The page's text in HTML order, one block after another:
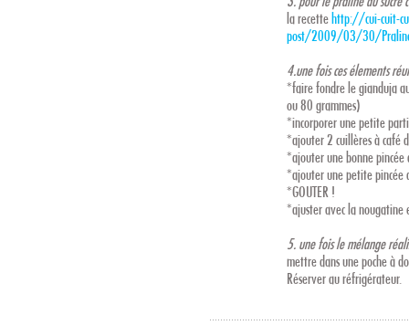
la recette http://cui-cuit-
post/2009/03/30/
4.une fois ces élements
*faire fondre le gianduja
ou 80 grammes)
*incorporer une petite
*ajouter 2 cuillères à café
*ajouter une bonne pincée
*ajouter une petite pincée
*GOUTER !
*ajuster avec la
5. une fois le mélange
mettre dans une poche à
Réserver au réfrigérateur.